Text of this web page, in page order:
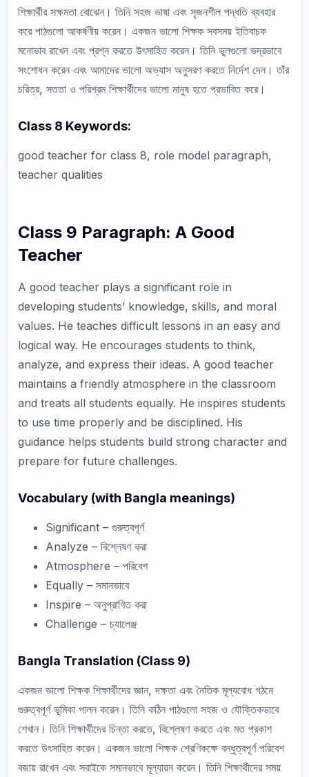
শিক্ষার্থীর সক্ষমতা বোঝেন। তিনি সহজ ভাষা এবং সৃজনশীল পদ্ধতি ব্যবহার
করে পাঠগুলো আকর্ষণীয় করেন। একজন ভালো শিক্ষক সবসময় ইতিবাচক
মনোভাব রাখেন এবং প্রশ্ন করতে উৎসাহিত করেন। তিনি ভুলগুলো ভদ্রভাবে
সংশোধন করেন এবং আমাদের ভালো অভ্যাস অনুসরণ করতে নির্দেশ দেন। তাঁর
চরিত্র, সততা ও পরিশ্রম শিক্ষার্থীদের ভালো মানুষ হতে প্রভাবিত করে।
Class 8 Keywords:
good teacher for class 8, role model paragraph,
teacher qualities
Class 9 Paragraph: A Good
Teacher
A good teacher plays a significant role in
developing students’ knowledge, skills, and moral
values. He teaches difficult lessons in an easy and
logical way. He encourages students to think,
analyze, and express their ideas. A good teacher
maintains a friendly atmosphere in the classroom
and treats all students equally. He inspires students
to use time properly and be disciplined. His
guidance helps students build strong character and
prepare for future challenges.
Vocabulary (with Bangla meanings)
Significant – গুরুত্বপূর্ণ
Analyze – বিশ্লেষণ করা
Atmosphere – পরিবেশ
Equally – সমানভাবে
Inspire – অনুপ্রাণিত করা
Challenge – চ্যালেঞ্জ
Bangla Translation (Class 9)
একজন ভালো শিক্ষক শিক্ষার্থীদের জ্ঞান, দক্ষতা এবং নৈতিক মূল্যবোধ গঠনে
গুরুত্বপূর্ণ ভূমিকা পালন করেন। তিনি কঠিন পাঠগুলো সহজ ও যৌক্তিকভাবে
শেখান। তিনি শিক্ষার্থীদের চিন্তা করতে, বিশ্লেষণ করতে এবং মত প্রকাশ
করতে উৎসাহিত করেন। একজন ভালো শিক্ষক শ্রেণিকক্ষে বন্ধুত্বপূর্ণ পরিবেশ
বজায় রাখেন এবং সবাইকে সমানভাবে মূল্যায়ন করেন। তিনি শিক্ষার্থীদের সময়